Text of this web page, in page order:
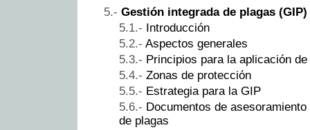
Gestión integrada de plagas (GIP)
Introducción
Aspectos generales
Principios para la aplicación de
Zonas de protección
Estrategia para la GIP
Documentos de
de plagas